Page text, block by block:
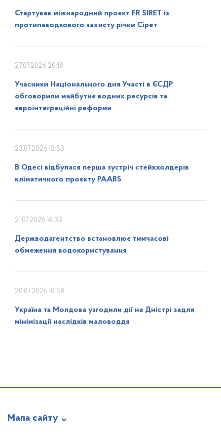
Стартував міжнародний проєкт FR SIRET із
протипаводкового захисту річки Сірет
27.07.2026 20:18
Учасники Національного дня Участі в ЄСДР
обговорили майбутнє водних ресурсів та
євроінтеграційні реформи
23.07.2026 13:53
В Одесі відбулася перша зустріч стейкхолдерів
кліматичного проєкту PAABS
21.07.2026 16:33
Держводагентство встановлює тимчасові
обмеження водокористування
20.07.2026 10:58
Україна та Молдова узгодили дії на Дністрі задля
мінімізації наслідків маловоддя
Мапа сайту